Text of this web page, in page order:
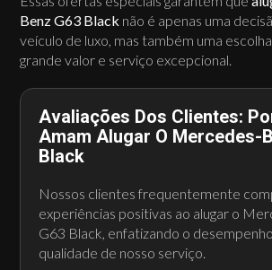
Benz G63 Black não é apenas uma
veículo de luxo, mas também uma
grande valor e serviço excepcional.
Avaliações Dos Clientes:
Amam Alugar O Mercedes-
Black
Nossos clientes frequentemente
experiências positivas ao alugar o
G63 Black, enfatizando o
qualidade de nosso serviço.